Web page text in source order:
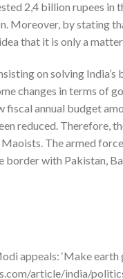
2,4 billion rupees in
Moreover, by stating
that it is only a
on solving
changes in terms of
annual budget
reduced. Therefore,
Maoists. The armed
border with Pakistan,
appeals: ‘Make
article/india/